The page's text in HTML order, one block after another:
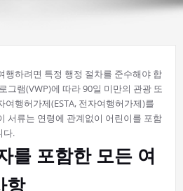
행하려면 특정 행정 절차를 준수해야 합
그램(VWP)에 따라 90일 미만의 관광 또
행허가제(ESTA, 전자여행허가제)를
서류는 연령에 관계없이 어린이를 포함
다.
를 포함한 모든 여
항